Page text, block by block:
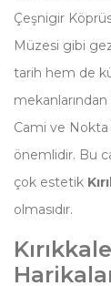
Çeşnigir
Müzesi gibi
tarih hem de
Cami ve Nokta
önemlidir. Bu
çok estetik
olmasıdır.